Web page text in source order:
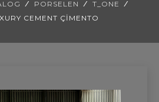
PORSELEN
T_ONE
CEMENT ÇIMENTO